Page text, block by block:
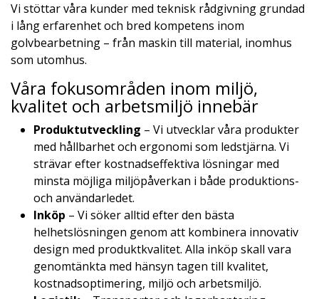
Vi stöttar våra kunder med teknisk rådgivning grundad
i lång erfarenhet och bred kompetens inom
golvbearbetning – från maskin till material, inomhus
som utomhus.
Våra fokusområden inom miljö,
kvalitet och arbetsmiljö innebär
Produktutveckling – Vi utvecklar våra produkter
med hållbarhet och ergonomi som ledstjärna. Vi
strävar efter kostnadseffektiva lösningar med
minsta möjliga miljöpåverkan i både produktions-
och användarledet.
Inköp – Vi söker alltid efter den bästa
helhetslösningen genom att kombinera innovativ
design med produktkvalitet. Alla inköp skall vara
genomtänkta med hänsyn tagen till kvalitet,
kostnadsoptimering, miljö och arbetsmiljö.